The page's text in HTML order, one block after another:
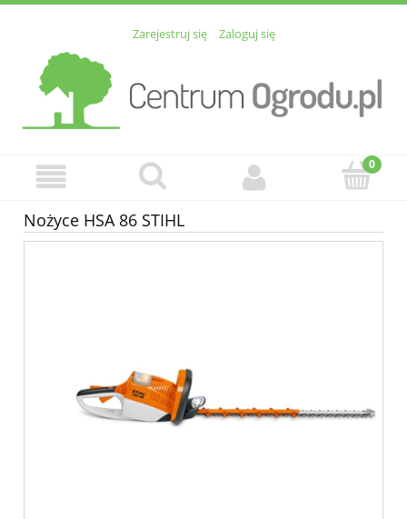
Zarejestruj się Zaloguj się
Nożyce HSA 86 STIHL